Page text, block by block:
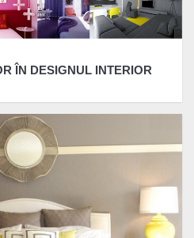
ÎN DESIGNUL INTERIOR